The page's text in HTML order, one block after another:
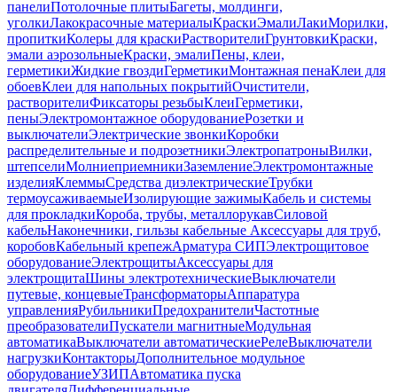
панелиПотолочные плитыБагеты, молдинги,
уголкиЛакокрасочные материалыКраскиЭмалиЛакиМорилки,
пропиткиКолеры для краскиРастворителиГрунтовкиКраски,
эмали аэрозольныеКраски, эмалиПены, клеи,
герметикиЖидкие гвоздиГерметикиМонтажная пенаКлеи для
обоевКлеи для напольных покрытийОчистители,
растворителиФиксаторы резьбыКлеиГерметики,
пеныЭлектромонтажное оборудованиеРозетки и
выключателиЭлектрические звонкиКоробки
распределительные и подрозетникиЭлектропатроныВилки,
штепселиМолниеприемникиЗаземлениеЭлектромонтажные
изделияКлеммыСредства диэлектрическиеТрубки
термоусаживаемыеИзолирующие зажимыКабель и системы
для прокладкиКороба, трубы, металлорукавСиловой
кабельНаконечники, гильзы кабельные Аксессуары для труб,
коробовКабельный крепежАрматура СИПЭлектрощитовое
оборудованиеЭлектрощитыАксессуары для
электрощитаШины электротехническиеВыключатели
путевые, концевыеТрансформаторыАппаратура
управленияРубильникиПредохранителиЧастотные
преобразователиПускатели магнитныеМодульная
автоматикаВыключатели автоматическиеРелеВыключатели
нагрузкиКонтакторыДополнительное модульное
оборудованиеУЗИПАвтоматика пуска